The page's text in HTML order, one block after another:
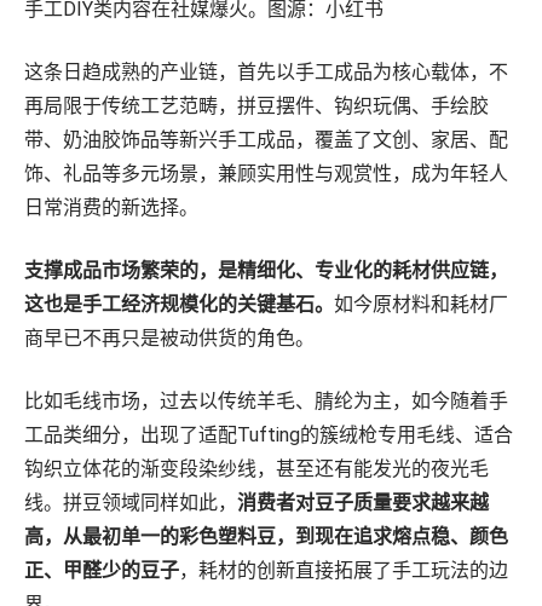
手工DIY类内容在社媒爆火。图源：小红书
这条日趋成熟的产业链，首先以手工成品为核心载体，不
再局限于传统工艺范畴，拼豆摆件、钩织玩偶、手绘胶
带、奶油胶饰品等新兴手工成品，覆盖了文创、家居、配
饰、礼品等多元场景，兼顾实用性与观赏性，成为年轻人
日常消费的新选择。
支撑成品市场繁荣的，是精细化、专业化的耗材供应链，
这也是手工经济规模化的关键基石。 如今原材料和耗材厂
商早已不再只是被动供货的角色。
比如毛线市场，过去以传统羊毛、腈纶为主，如今随着手
工品类细分，出现了适配Tufting的簇绒枪专用毛线、适合
钩织立体花的渐变段染纱线，甚至还有能发光的夜光毛
线。拼豆领域同样如此， 消费者对豆子质量要求越来越
高，从最初单一的彩色塑料豆，到现在追求熔点稳、颜色
正、甲醛少的豆子，耗材的创新直接拓展了手工玩法的边